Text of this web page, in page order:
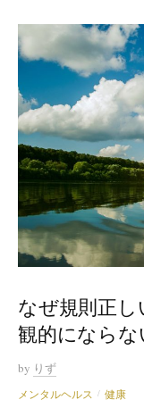
なぜ規則正
観的にならな
by りず
メンタルヘルス / 健康